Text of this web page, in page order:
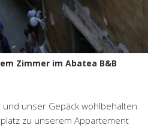
Zimmer im Abatea B&B
und unser Gepäck wohlbehalten
zu unserem Appartement